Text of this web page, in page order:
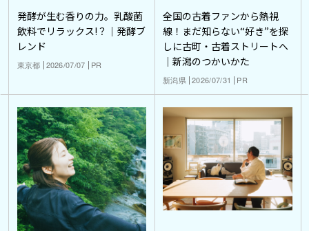
発酵が生む香りの力。乳酸菌
飲料でリラックス!？｜発酵ブ
レンド
東京都 2026/07/07 PR
全国の古着ファンから熱視
線！まだ知らない“好き”を探
しに古町・古着ストリートへ
｜新潟のつかいかた
新潟県 2026/07/31 PR